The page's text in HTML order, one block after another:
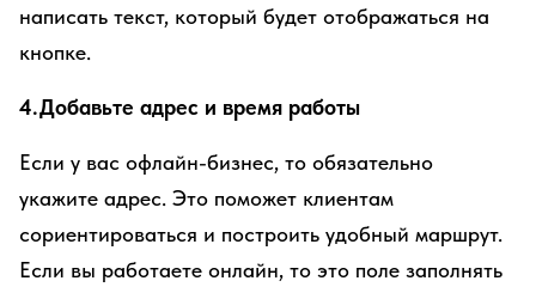
написать текст, который будет отображаться на
кнопке.
4.Добавьте адрес и время работы
Если у вас офлайн-бизнес, то обязательно
укажите адрес. Это поможет клиентам
сориентироваться и построить удобный маршрут.
Если вы работаете онлайн, то это поле заполнять